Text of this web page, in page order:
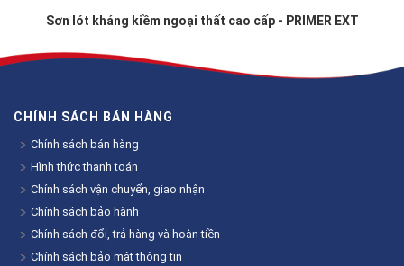
Sơn lót kháng kiềm ngoại thất cao cấp - PRIMER EXT
CHÍNH SÁCH BÁN HÀNG
Chính sách bán hàng
Hình thức thanh toán
Chính sách vận chuyển, giao nhận
Chính sách bảo hành
Chính sách đổi, trả hàng và hoàn tiền
Chính sách bảo mật thông tin